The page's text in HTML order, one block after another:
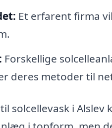
Et erfarent firma
Forskellige
deres metoder til
solcellevask i